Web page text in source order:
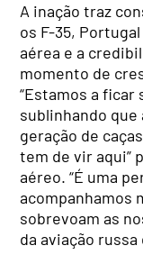
A inação traz
os F-35,
aérea e a
momento de
“Estamos a ficar
sublinhando que
geração de
tem de vir aqui”
aéreo. “É uma
acompanhamos
sobrevoam as
da aviação russa